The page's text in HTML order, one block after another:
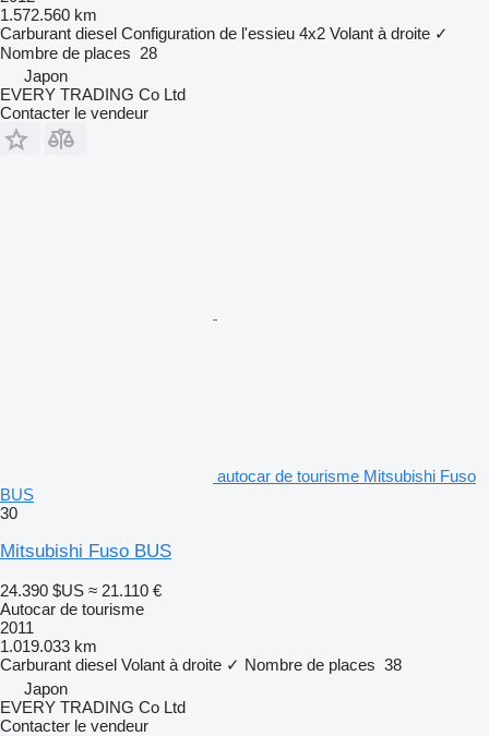
1.572.560 km
Carburant diesel Configuration de l'essieu 4x2 Volant à droite ✓
Nombre de places 28
Japon
EVERY TRADING Co Ltd
Contacter le vendeur
autocar de tourisme Mitsubishi Fuso
BUS
30
Mitsubishi Fuso BUS
24.390 $US ≈ 21.110 €
Autocar de tourisme
2011
1.019.033 km
Carburant diesel Volant à droite ✓ Nombre de places 38
Japon
EVERY TRADING Co Ltd
Contacter le vendeur